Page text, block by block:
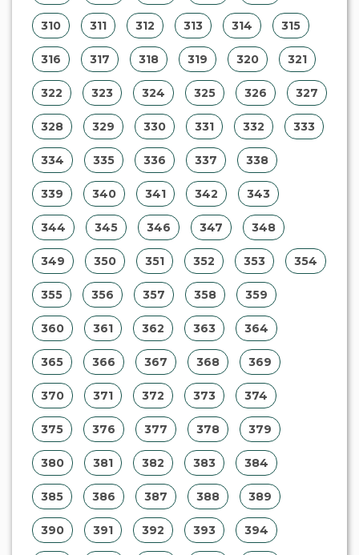
310 311 312 313 314 315
316 317 318 319 320 321
322 323 324 325 326 327
328 329 330 331 332 333
334 335 336 337 338
339 340 341 342 343
344 345 346 347 348
349 350 351 352 353 354
355 356 357 358 359
360 361 362 363 364
365 366 367 368 369
370 371 372 373 374
375 376 377 378 379
380 381 382 383 384
385 386 387 388 389
390 391 392 393 394